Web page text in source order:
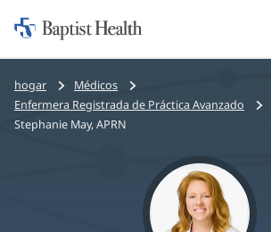
al
principal
Iniciar:
Baptist
Health
Bread
crumbs
navigation
hogar
Médicos
Enfermera Registrada de Práctica Avanzado
Stephanie May, APRN